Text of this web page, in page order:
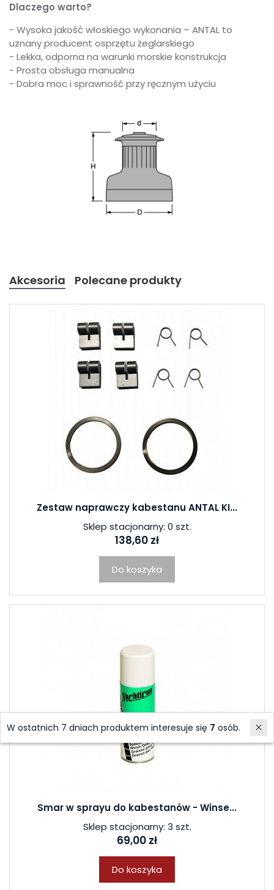
Dlaczego warto?
- Wysoka jakość włoskiego wykonania – ANTAL to
uznany producent osprzętu żeglarskiego
- Lekka, odporna na warunki morskie konstrukcja
- Prosta obsługa manualna
- Dobra moc i sprawność przy ręcznym użyciu
Akcesoria Polecane produkty
Zestaw naprawczy kabestanu ANTAL KI...
Sklep stacjonarny: 0 szt.
138,60 zł
Do koszyka
Smar w sprayu do kabestanów - Winse...
Sklep stacjonarny: 3 szt.
69,00 zł
Do koszyka
W ostatnich 7 dniach produktem interesuje się 7 osób.